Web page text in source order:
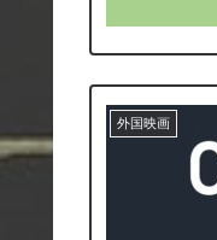
外国映画